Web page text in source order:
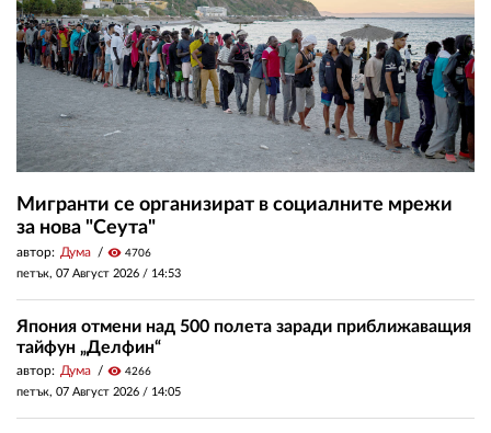
Мигранти се организират в социалните мрежи
за нова "Сеута"
автор: Дума visibility 4706
петък, 07 Август 2026 / 14:53
Япония отмени над 500 полета заради приближаващия
тайфун „Делфин“
автор: Дума visibility 4266
петък, 07 Август 2026 / 14:05